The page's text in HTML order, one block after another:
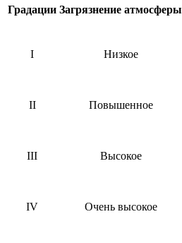
Градации Загрязнение атмосферы
I Низкое
II Повышенное
III Высокое
IV Очень высокое